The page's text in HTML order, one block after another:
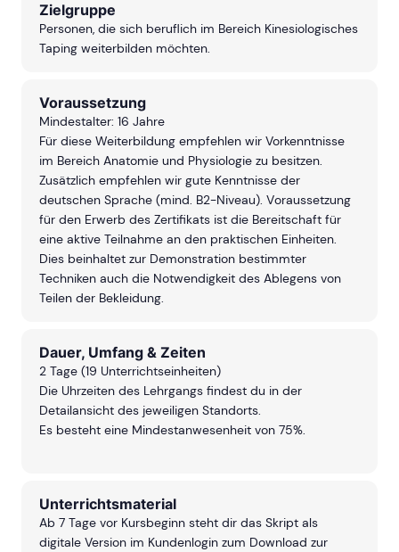
Zielgruppe
Personen, die sich beruflich im Bereich Kinesiologisches
Taping weiterbilden möchten.
Voraussetzung
Mindestalter: 16 Jahre
Für diese Weiterbildung empfehlen wir Vorkenntnisse
im Bereich Anatomie und Physiologie zu besitzen.
Zusätzlich empfehlen wir gute Kenntnisse der
deutschen Sprache (mind. B2-Niveau). Voraussetzung
für den Erwerb des Zertifikats ist die Bereitschaft für
eine aktive Teilnahme an den praktischen Einheiten.
Dies beinhaltet zur Demonstration bestimmter
Techniken auch die Notwendigkeit des Ablegens von
Teilen der Bekleidung.
Dauer, Umfang & Zeiten
2 Tage (19 Unterrichtseinheiten)
Die Uhrzeiten des Lehrgangs findest du in der
Detailansicht des jeweiligen Standorts.
Es besteht eine Mindestanwesenheit von 75%.
Unterrichtsmaterial
Ab 7 Tage vor Kursbeginn steht dir das Skript als
digitale Version im Kundenlogin zum Download zur